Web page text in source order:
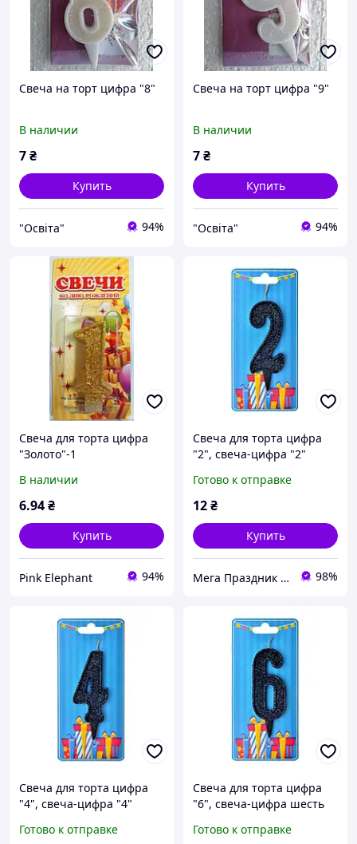
Свеча на торт цифра "8"
В наличии
7₴
Купить
"Освіта" 94%
Свеча на торт цифра "9"
В наличии
7₴
Купить
"Освіта" 94%
Свеча для торта цифра
"Золото"-1
В наличии
6.94₴
Купить
Pink Elephant 94%
Свеча для торта цифра
"2", свеча-цифра "2"
Готово к отправке
12₴
Купить
Мега Праздник – магазин аксессуаров для праздника и все для оформления воздушными шарами ОПТ. 98%
Свеча для торта цифра
"4", свеча-цифра "4"
Готово к отправке
Свеча для торта цифра
"6", свеча-цифра шесть
Готово к отправке